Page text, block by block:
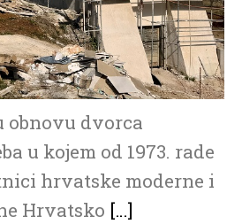
obnovu dvorca
u kojem od 1973. rade
hrvatske moderne i
Hrvatsko […]